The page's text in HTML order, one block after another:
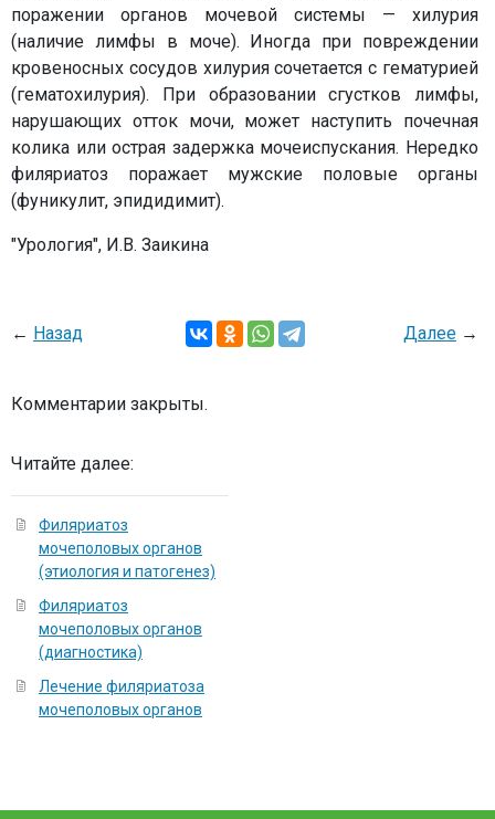
поражении органов мочевой системы — хилурия
(наличие лимфы в моче). Иногда при повреждении
кровеносных сосудов хилурия сочетается с гематурией
(гематохилурия). При образовании сгустков лимфы,
нарушающих отток мочи, может наступить почечная
колика или острая задержка мочеиспускания. Нередко
филяриатоз поражает мужские половые органы
(фуникулит, эпидидимит).
"Урология", И.В. Заикина
← Назад Далее →
Комментарии закрыты.
Читайте далее:
Филяриатоз
мочеполовых органов
(этиология и патогенез)
Филяриатоз
мочеполовых органов
(диагностика)
Лечение филяриатоза
мочеполовых органов